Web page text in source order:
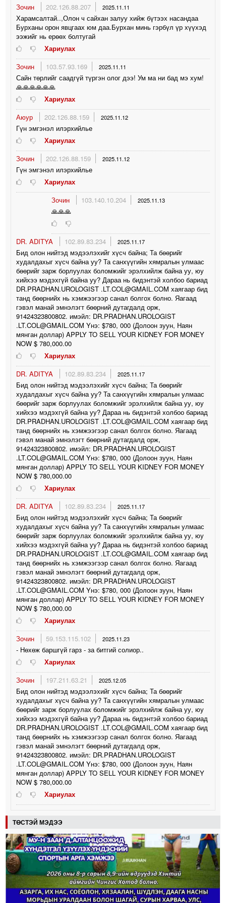
Зочин 202.126.88.207 2025.11.11
Харамсалтай..,Олон ч сайхан залуу хийж бүтээх насандаа
Бурханы орон явцгаах юм даа.Бурхан минь гэрбүл үр хүүхэд
ээжийг нь ерөөх болтугай
Хариулах
Зочин
103.57.93.169 2025.11.11
Сайн төрлийг саадгүй түргэн олог дээ! Ум ма ни бад мэ хум!
🙏🙏🙏🙏🙏🙏
Хариулах
Аюур
202.126.88.159 2025.11.12
Гүн эмгэнэл илэрхийлье
Хариулах
Зочин
202.126.88.159 2025.11.12
Гүн эмгэнэл илэрхийлье
Хариулах
Зочин
103.140.10.204 2025.11.13
🙏🙏🙏
DR. ADITYA 102.89.83.234 2025.11.17
Бид олон нийтэд мэдээлэхийг хүсч байна; Та бөөрийг
худалдахыг хүсч байна уу? Та санхүүгийн хямралын улмаас
бөөрийг зарж борлуулах боломжийг эрэлхийлж байна уу, юу
хийхээ мэдэхгүй байна уу? Дараа нь бидэнтэй холбоо бариад
DR.PRADHAN.UROLOGIST .LT.COL@GMAIL.COM хаягаар бид
танд бөөрнийх нь хэмжээгээр санал болгох болно. Яагаад
гэвэл манай эмнэлэгт бөөрний дутагдалд орж,
91424323800802. имэйл: DR.PRADHAN.UROLOGIST
.LT.COL@GMAIL.COM Yнэ: $780, 000 (Долоон зуун, Наян
мянган доллар) APPLY TO SELL YOUR KIDNEY FOR MONEY
NOW $ 780,000.00
Хариулах
DR. ADITYA
102.89.83.234 2025.11.17
Бид олон нийтэд мэдээлэхийг хүсч байна; Та бөөрийг
худалдахыг хүсч байна уу? Та санхүүгийн хямралын улмаас
бөөрийг зарж борлуулах боломжийг эрэлхийлж байна уу, юу
хийхээ мэдэхгүй байна уу? Дараа нь бидэнтэй холбоо бариад
DR.PRADHAN.UROLOGIST .LT.COL@GMAIL.COM хаягаар бид
танд бөөрнийх нь хэмжээгээр санал болгох болно. Яагаад
гэвэл манай эмнэлэгт бөөрний дутагдалд орж,
91424323800802. имэйл: DR.PRADHAN.UROLOGIST
.LT.COL@GMAIL.COM Yнэ: $780, 000 (Долоон зуун, Наян
мянган доллар) APPLY TO SELL YOUR KIDNEY FOR MONEY
NOW $ 780,000.00
Хариулах
DR. ADITYA
102.89.83.234 2025.11.17
Бид олон нийтэд мэдээлэхийг хүсч байна; Та бөөрийг
худалдахыг хүсч байна уу? Та санхүүгийн хямралын улмаас
бөөрийг зарж борлуулах боломжийг эрэлхийлж байна уу, юу
хийхээ мэдэхгүй байна уу? Дараа нь бидэнтэй холбоо бариад
DR.PRADHAN.UROLOGIST .LT.COL@GMAIL.COM хаягаар бид
танд бөөрнийх нь хэмжээгээр санал болгох болно. Яагаад
гэвэл манай эмнэлэгт бөөрний дутагдалд орж,
91424323800802. имэйл: DR.PRADHAN.UROLOGIST
.LT.COL@GMAIL.COM Yнэ: $780, 000 (Долоон зуун, Наян
мянган доллар) APPLY TO SELL YOUR KIDNEY FOR MONEY
NOW $ 780,000.00
Хариулах
Зочин
59.153.115.102 2025.11.23
- Нөхөж баршгүй гарз - за битгий солиор..
Хариулах
Зочин
197.211.63.21 2025.12.05
Бид олон нийтэд мэдээлэхийг хүсч байна; Та бөөрийг
худалдахыг хүсч байна уу? Та санхүүгийн хямралын улмаас
бөөрийг зарж борлуулах боломжийг эрэлхийлж байна уу, юу
хийхээ мэдэхгүй байна уу? Дараа нь бидэнтэй холбоо бариад
DR.PRADHAN.UROLOGIST .LT.COL@GMAIL.COM хаягаар бид
танд бөөрнийх нь хэмжээгээр санал болгох болно. Яагаад
гэвэл манай эмнэлэгт бөөрний дутагдалд орж,
91424323800802. имэйл: DR.PRADHAN.UROLOGIST
.LT.COL@GMAIL.COM Yнэ: $780, 000 (Долоон зуун, Наян
мянган доллар) APPLY TO SELL YOUR KIDNEY FOR MONEY
NOW $ 780,000.00
Хариулах
ТӨСТЭЙ МЭДЭЭ